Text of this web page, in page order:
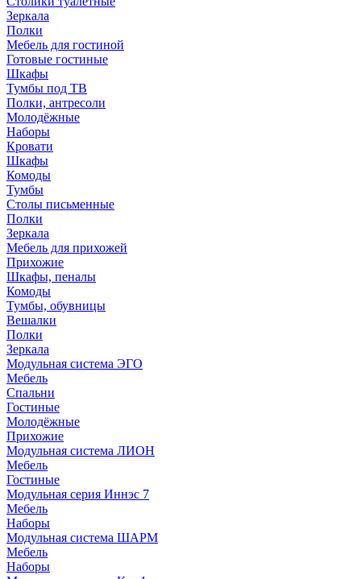
Зеркала
Полки
Мебель для гостиной
Готовые гостиные
Шкафы
Тумбы под ТВ
Полки, антресоли
Молодёжные
Наборы
Кровати
Шкафы
Комоды
Тумбы
Столы письменные
Полки
Зеркала
Мебель для прихожей
Прихожие
Шкафы, пеналы
Комоды
Тумбы, обувницы
Вешалки
Полки
Зеркала
Модульная система ЭГО
Мебель
Спальни
Гостиные
Молодёжные
Прихожие
Модульная система ЛИОН
Мебель
Гостиные
Модульная серия Иннэс 7
Мебель
Наборы
Модульная система ШАРМ
Мебель
Наборы